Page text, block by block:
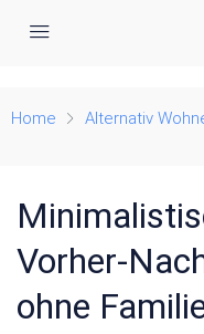
Home Alternativ
Vorher-
ohne